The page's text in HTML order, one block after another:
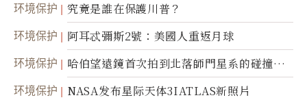
环境保护 究竟是誰在保護川普？
环境保护 阿耳忒彌斯2號：美國人重返月球
环境保护
哈伯望遠鏡首次拍到北落師門星系的碰撞與
爆炸
环境保护 NASA发布星际天体3IATLAS新照片